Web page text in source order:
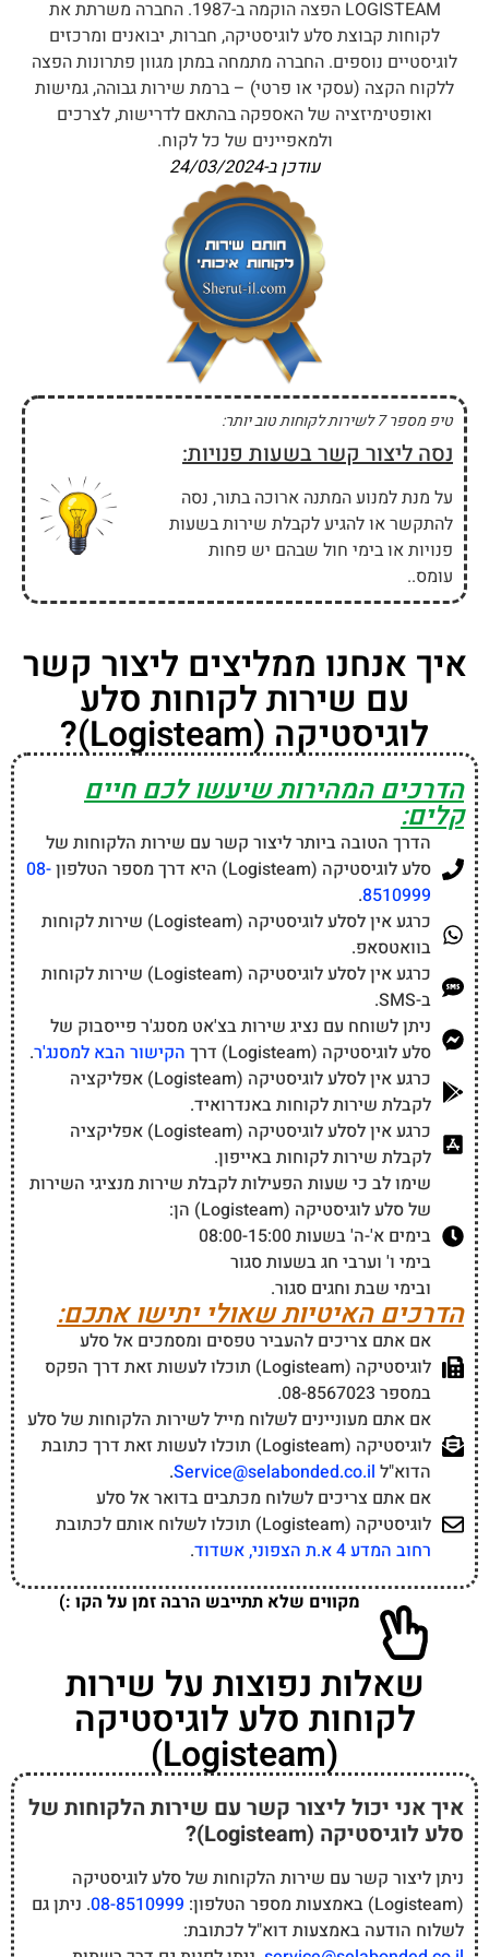
LOGISTEAM הפצה הוקמה ב-1987. החברה משרתת את
לקוחות קבוצת סלע לוגיסטיקה, חברות, יבואנים ומרכזים
לוגיסטיים נוספים. החברה מתמחה במתן מגוון פתרונות הפצה
ללקוח הקצה (עסקי או פרטי) – ברמת שירות גבוהה, גמישות
ואופטימיזציה של האספקה בהתאם לדרישות, לצרכים
ולמאפיינים של כל לקוח.
עודכן ב-24/03/2024
טיפ מספר 7 לשירות לקוחות טוב יותר:
נסה ליצור קשר בשעות פנויות:
על מנת למנוע המתנה ארוכה בתור, נסה
להתקשר או להגיע לקבלת שירות בשעות
פנויות או בימי חול שבהם יש פחות
עומס..
איך אנחנו ממליצים ליצור קשר
עם שירות לקוחות סלע
לוגיסטיקה (Logisteam)?
הדרכים המהירות שיעשו לכם חיים
קלים:
הדרך הטובה ביותר ליצור קשר עם שירות הלקוחות של
סלע לוגיסטיקה (Logisteam) היא דרך מספר הטלפון
08-
8510999
.
כרגע אין לסלע לוגיסטיקה (Logisteam) שירות לקוחות
בוואטסאפ.
כרגע אין לסלע לוגיסטיקה (Logisteam) שירות לקוחות
ב-SMS.
ניתן לשוחח עם נציג שירות בצ'אט מסנג'ר פייסבוק של
סלע לוגיסטיקה (Logisteam) דרך
הקישור הבא למסנג'ר.
כרגע אין לסלע לוגיסטיקה (Logisteam) אפליקציה
לקבלת שירות לקוחות באנדרואיד.
כרגע אין לסלע לוגיסטיקה (Logisteam) אפליקציה
לקבלת שירות לקוחות באייפון.
שימו לב כי שעות הפעילות לקבלת שירות מנציגי השירות
של סלע לוגיסטיקה (Logisteam) הן:
בימים א'-ה' בשעות 08:00-15:00
בימי ו' וערבי חג בשעות סגור
ובימי שבת וחגים סגור.
הדרכים האיטיות שאולי יתישו אתכם:
אם אתם צריכים להעביר טפסים ומסמכים אל סלע
לוגיסטיקה (Logisteam) תוכלו לעשות זאת דרך הפקס
במספר 08-8567023.
אם אתם מעוניינים לשלוח מייל לשירות הלקוחות של סלע
לוגיסטיקה (Logisteam) תוכלו לעשות זאת דרך כתובת
הדוא"לService@selabonded.co.il
.
אם אתם צריכים לשלוח מכתבים בדואר אל סלע
לוגיסטיקה (Logisteam) תוכלו לשלוח אותם לכתובת
רחוב המדע 4 א.ת הצפוני, אשדוד
.
מקווים שלא תתייבש הרבה זמן על הקו :)
שאלות נפוצות על שירות
לקוחות סלע לוגיסטיקה
(Logisteam)
איך אני יכול ליצור קשר עם שירות הלקוחות של
סלע לוגיסטיקה (Logisteam)?
ניתן ליצור קשר עם שירות הלקוחות של סלע לוגיסטיקה
08-8510999. ניתן גם
לשלוח הודעה באמצעות דוא"ל לכתובת: